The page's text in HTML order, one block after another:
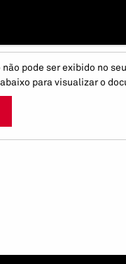
pode ser exibido no
para visualizar o